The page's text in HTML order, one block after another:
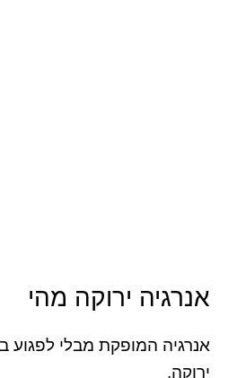
אנרגיה ירוקה מהי
אנרגיה המופקת מבלי לפגוע
ירוקה.